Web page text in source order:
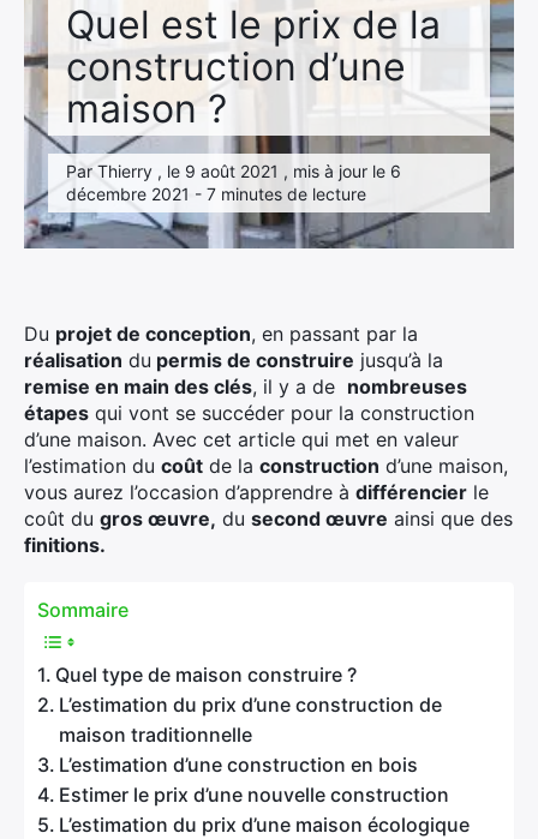
Quel est le prix de la
construction d’une
maison ?
Par Thierry , le 9 août 2021 , mis à jour le 6
décembre 2021 - 7 minutes de lecture
Du projet de conception, en passant par la
réalisation du permis de construire jusqu’à la
remise en main des clés, il y a de nombreuses
étapes qui vont se succéder pour la construction
d’une maison. Avec cet article qui met en valeur
l’estimation du coût de la construction d’une maison,
vous aurez l’occasion d’apprendre à différencier le
coût du gros œuvre, du second œuvre ainsi que des
finitions.
Sommaire
Quel type de maison construire ?
L’estimation du prix d’une construction de
maison traditionnelle
L’estimation d’une construction en bois
Estimer le prix d’une nouvelle construction
L’estimation du prix d’une maison écologique